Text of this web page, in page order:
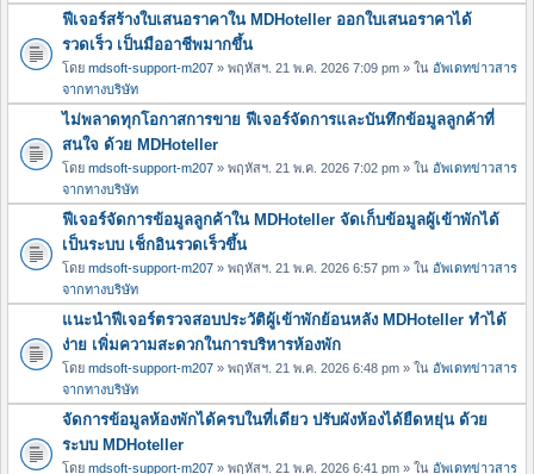
ฟีเจอร์สร้างใบเสนอราคาใน MDHoteller ออกใบเสนอราคาได้
รวดเร็ว เป็นมืออาชีพมากขึ้น
โดย mdsoft-support-m207 » พฤหัสฯ. 21 พ.ค. 2026 7:09 pm » ใน อัพเดทข่าวสาร
จากทางบริษัท
ไม่พลาดทุกโอกาสการขาย ฟีเจอร์จัดการและบันทึกข้อมูลลูกค้าที่
สนใจ ด้วย MDHoteller
โดย mdsoft-support-m207 » พฤหัสฯ. 21 พ.ค. 2026 7:02 pm » ใน อัพเดทข่าวสาร
จากทางบริษัท
ฟีเจอร์จัดการข้อมูลลูกค้าใน MDHoteller จัดเก็บข้อมูลผู้เข้าพักได้
เป็นระบบ เช็กอินรวดเร็วขึ้น
โดย mdsoft-support-m207 » พฤหัสฯ. 21 พ.ค. 2026 6:57 pm » ใน อัพเดทข่าวสาร
จากทางบริษัท
แนะนำฟีเจอร์ตรวจสอบประวัติผู้เข้าพักย้อนหลัง MDHoteller ทำได้
ง่าย เพิ่มความสะดวกในการบริหารห้องพัก
โดย mdsoft-support-m207 » พฤหัสฯ. 21 พ.ค. 2026 6:48 pm » ใน อัพเดทข่าวสาร
จากทางบริษัท
จัดการข้อมูลห้องพักได้ครบในที่เดียว ปรับผังห้องได้ยืดหยุ่น ด้วย
ระบบ MDHoteller
โดย mdsoft-support-m207 » พฤหัสฯ. 21 พ.ค. 2026 6:41 pm » ใน อัพเดทข่าวสาร